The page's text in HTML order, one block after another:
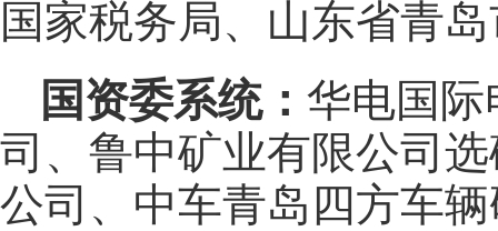
国家税务局、山东省青
国资委系统： 华电国际
司、鲁中矿业有限公司
公司、中车青岛四方车